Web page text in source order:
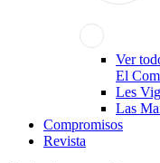
Ver
El
Les
Las
Compromisos
Revista